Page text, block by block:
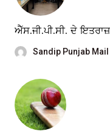
ਐੱਸ.ਜੀ.ਪੀ.ਸੀ. ਦੇ
Sandip Punjab Mail